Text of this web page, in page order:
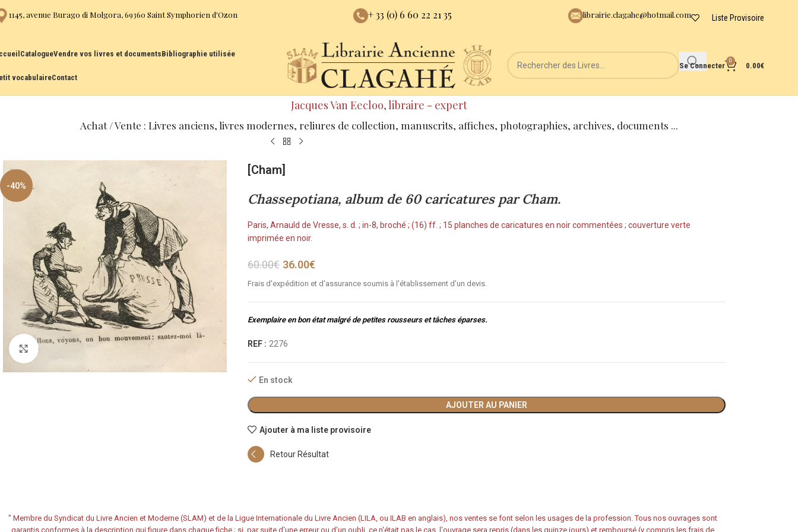
1145, avenue Burago di Molgora, 69360 Saint Symphorien d'Ozon + 33 (0) 6 60 22 21 35 librairie.clagahe@hotmail.com Liste Provisoire
CatalogueVendre vos livres et documentsBibliographie utilisée
vocabulaireContact
Se Connecter
0
0.00€
Jacques Van Eecloo, libraire - expert
Achat / Vente : Livres anciens, livres modernes, reliures de collection, manuscrits, affiches, photographies, archives, documents ...
-40%
Cliquez pour agrandir
[Cham]
Chassepotiana, album de 60 caricatures par Cham.
Paris, Arnauld de Vresse, s. d. ; in-8, broché ; (16) ff. ; 15 planches de caricatures en noir commentées ; couverture verte
imprimée en noir.
60.00€ 36.00€
Frais d'expédition et d'assurance soumis à l'établissement d'un devis.
Exemplaire en bon état malgré de petites rousseurs et tâches éparses.
REF : 2276
En stock
AJOUTER AU PANIER
Ajouter à ma liste provisoire
Retour Résultat
" Membre du Syndicat du Livre Ancien et Moderne (SLAM) et de la Ligue Internationale du Livre Ancien (LILA, ou ILAB en anglais), nos ventes se font selon les usages de la profession. Tous nos ouvrages sont
garantis conformes à la description qui figure dans chaque fiche ; si, par suite d'une erreur ou d'un oubli, ce n'était pas le cas, l'ouvrage sera repris (dans les quinze jours) et remboursé (y compris les frais de